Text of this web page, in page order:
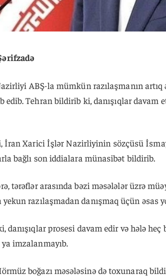
ABŞ-la mümkün razılaşmanın artıq
edib. Tehran bildirib ki, danışıqlar davam
İran Xarici İşlər Nazirliyinin sözçüsü
bağlı son iddialara münasibət bildirib.
tərəflər arasında bəzi məsələlər üzrə
yekun razılaşmadan danışmaq üçün əsas
danışıqlar prosesi davam edir və hələ
imzalanmayıb.
boğazı məsələsinə də toxunaraq